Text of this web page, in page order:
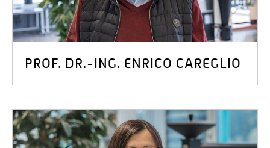
Prof. Dr. Tenhumberg
Prof. Dr.-Ing. Jens Voigt
PROF. DR.-ING. ENRICO CAREGLIO